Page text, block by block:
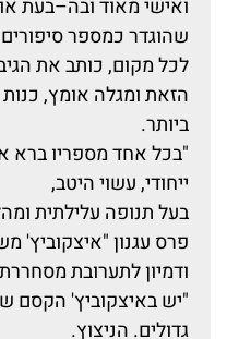
ואישי מאוד ובה–בעת
שהוגדר כמספר סיפורים
לכל מקום, כותב את
הזאת ומגלה אומץ,
ביותר.
"בכל אחד מספריו ברא
ייחודי, עשוי היטב,
בעל תנופה עלילתית
פרס עגנון "איצקוביץ'
ודמיון לתערובת
"יש באיצקוביץ' הקסם
גדולים. הניצוץ.